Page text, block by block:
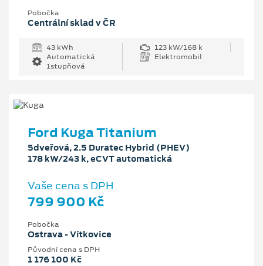
Pobočka
Centrální sklad v ČR
43 kWh
123 kW/168 k
Automatická
1stupňová
Elektromobil
Ford Kuga Titanium
5dveřová, 2.5 Duratec Hybrid (PHEV)
178 kW/243 k, eCVT automatická
Vaše cena s DPH
799 900 Kč
Pobočka
Ostrava - Vítkovice
Původní cena s DPH
1 176 100 Kč